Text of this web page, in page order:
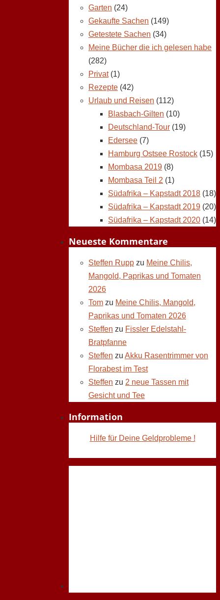
Garten (24)
Gekaufte Sachen (149)
Getestete Sachen (34)
Meine Bücher die ich gelesen habe
(282)
Privat(1)
Rezepte (42)
Urlaub und Reisen (112)
Blasbach-Gilten (10)
Deutschland-Tour (19)
Edersee (7)
Hamburg Ostsee Rostock (15)
Mombasa 2019 (8)
Mombasa Teil 2 (1)
Südafrika – Kapstadt 2018 (18)
Südafrika – Kapstadt 2019 (20)
Südafrika – Kapstadt 2020 (14)
Neueste Kommentare
Steffen Rupp zu Meine Chilis,
Mangold, Paprikas und Tomaten
2026
Tom zu Meine Chilis, Mangold,
Paprikas und Tomaten 2026
Steffen zu Fissler Edelstahl-
Bratpfanne
Steffen zu Akku Rasentrimmer von
Florabest im Test
Steffen zu 2 neue Tassen mit
Gesicht und Tee
Information
Hilfe für Deine Geldprobleme !